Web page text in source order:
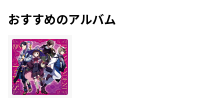
おすすめのアルバム